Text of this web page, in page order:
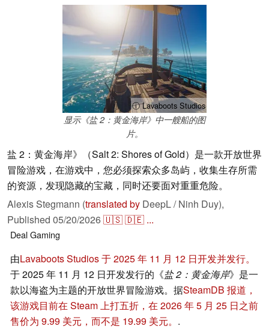
ⓘ Lavaboots Studios
显示《盐 2：黄金海岸》中一艘船的图
片。
盐 2：黄金海岸》（Salt 2: Shores of Gold）是一款开放世界
冒险游戏，在游戏中，您必须探索众多岛屿，收集生存所需
的资源，发现隐藏的宝藏，同时还要面对重重危险。
Alexis Stegmann (translated by DeepL / Ninh Duy),
Published 05/20/2026🇺🇸🇩🇪 ...
DealGaming
由Lavaboots Studios 于 2025 年 11 月 12 日开发并发行。
于 2025 年 11 月 12 日开发发行的《盐 2：黄金海岸》是一
款以海盗为主题的开放世界冒险游戏。据SteamDB 报道，
该游戏目前在 Steam 上打五折，在 2026 年 5 月 25 日之前
售价为 9.99 美元，而不是 19.99 美元。 .